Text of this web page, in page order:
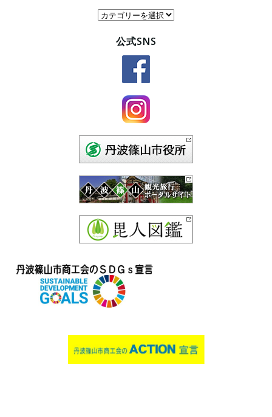
カ
公式SNS